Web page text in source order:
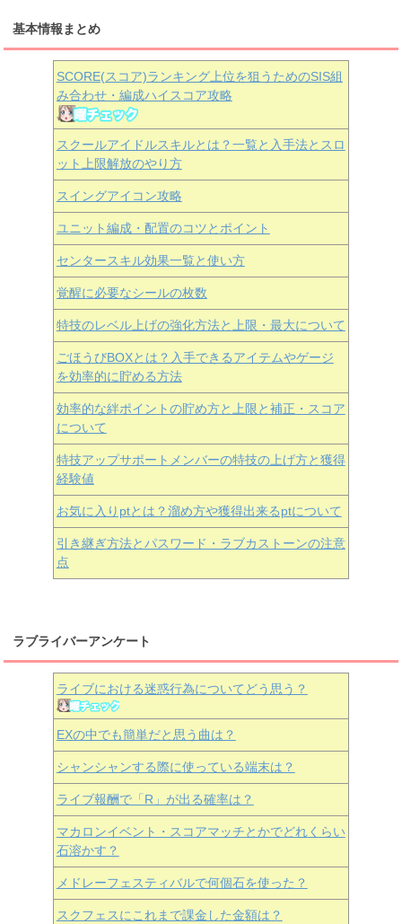
基本情報まとめ
SCORE(スコア)ランキング上位を狙うためのSIS組
み合わせ・編成ハイスコア攻略
スクールアイドルスキルとは？一覧と入手法とスロ
ット上限解放のやり方
スイングアイコン攻略
ユニット編成・配置のコツとポイント
センタースキル効果一覧と使い方
覚醒に必要なシールの枚数
特技のレベル上げの強化方法と上限・最大について
ごほうびBOXとは？入手できるアイテムやゲージ
を効率的に貯める方法
効率的な絆ポイントの貯め方と上限と補正・スコア
について
特技アップサポートメンバーの特技の上げ方と獲得
経験値
お気に入りptとは？溜め方や獲得出来るptについて
引き継ぎ方法とパスワード・ラブカストーンの注意
点
ラブライバーアンケート
ライブにおける迷惑行為についてどう思う？
EXの中でも簡単だと思う曲は？
シャンシャンする際に使っている端末は？
ライブ報酬で「R」が出る確率は？
マカロンイベント・スコアマッチとかでどれくらい
石溶かす？
メドレーフェスティバルで何個石を使った？
スクフェスにこれまで課金した金額は？